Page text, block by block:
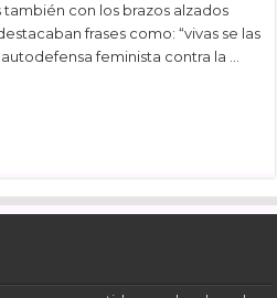
también con los brazos alzados
frases como: “vivas se las
feminista contra la …